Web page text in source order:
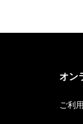
オン
ご利